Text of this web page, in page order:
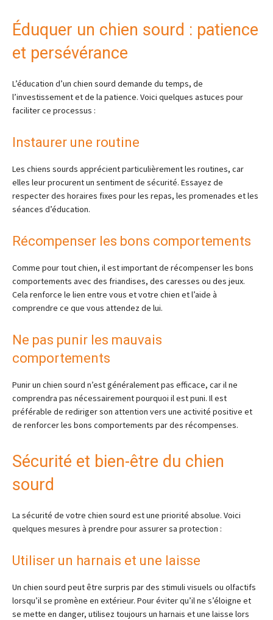
Éduquer un chien sourd : patience
et persévérance
L’éducation d’un chien sourd demande du temps, de
l’investissement et de la patience. Voici quelques astuces pour
faciliter ce processus :
Instaurer une routine
Les chiens sourds apprécient particulièrement les routines, car
elles leur procurent un sentiment de sécurité. Essayez de
respecter des horaires fixes pour les repas, les promenades et les
séances d’éducation.
Récompenser les bons comportements
Comme pour tout chien, il est important de récompenser les bons
comportements avec des friandises, des caresses ou des jeux.
Cela renforce le lien entre vous et votre chien et l’aide à
comprendre ce que vous attendez de lui.
Ne pas punir les mauvais
comportements
Punir un chien sourd n’est généralement pas efficace, car il ne
comprendra pas nécessairement pourquoi il est puni. Il est
préférable de rediriger son attention vers une activité positive et
de renforcer les bons comportements par des récompenses.
Sécurité et bien-être du chien
sourd
La sécurité de votre chien sourd est une priorité absolue. Voici
quelques mesures à prendre pour assurer sa protection :
Utiliser un harnais et une laisse
Un chien sourd peut être surpris par des stimuli visuels ou olfactifs
lorsqu’il se promène en extérieur. Pour éviter qu’il ne s’éloigne et
se mette en danger, utilisez toujours un harnais et une laisse lors